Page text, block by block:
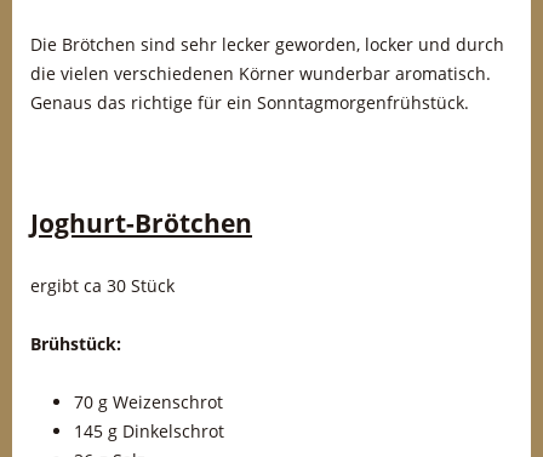
Die Brötchen sind sehr lecker geworden, locker und durch
die vielen verschiedenen Körner wunderbar aromatisch.
Genaus das richtige für ein Sonntagmorgenfrühstück.
Joghurt-Brötchen
ergibt ca 30 Stück
Brühstück:
70 g Weizenschrot
145 g Dinkelschrot